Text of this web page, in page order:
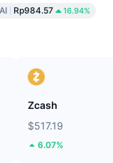
Rp984.57 16.94%
Zcash
$517.19
6.07%